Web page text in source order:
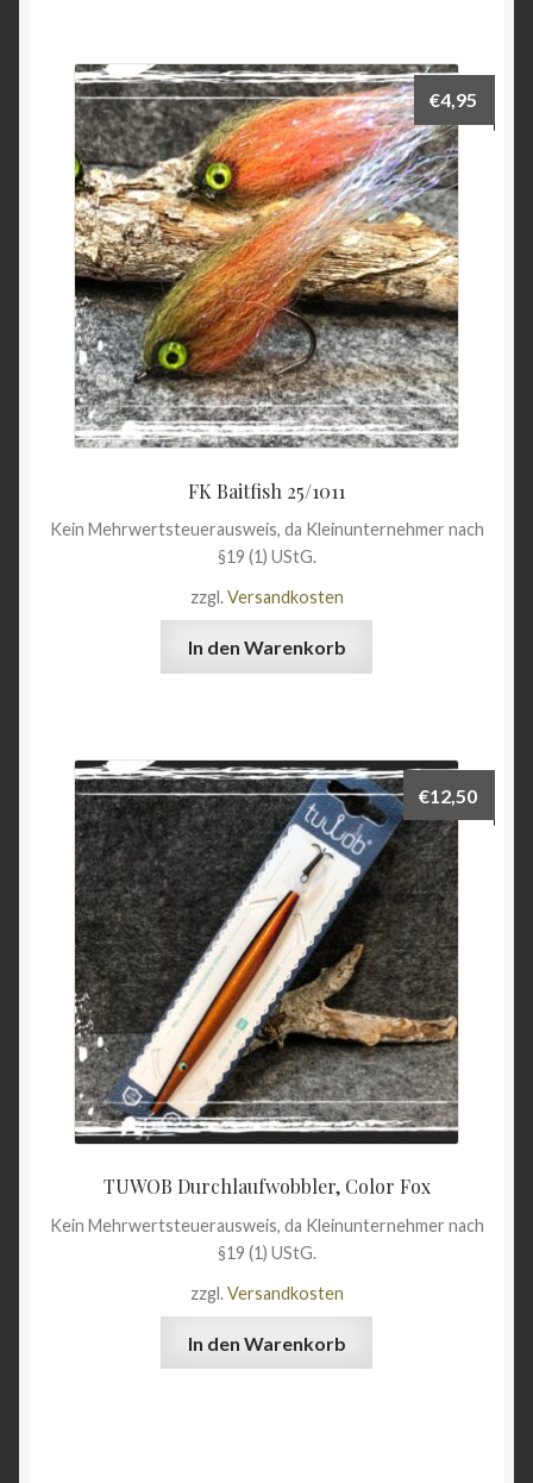
FK Baitfish 25/1011
€4,95
Kein Mehrwertsteuerausweis, da Kleinunternehmer nach
§19 (1) UStG.
zzgl.Versandkosten
In den Warenkorb
TUWOB Durchlaufwobbler, Color Fox
€12,50
Kein Mehrwertsteuerausweis, da Kleinunternehmer nach
§19 (1) UStG.
zzgl.Versandkosten
In den Warenkorb